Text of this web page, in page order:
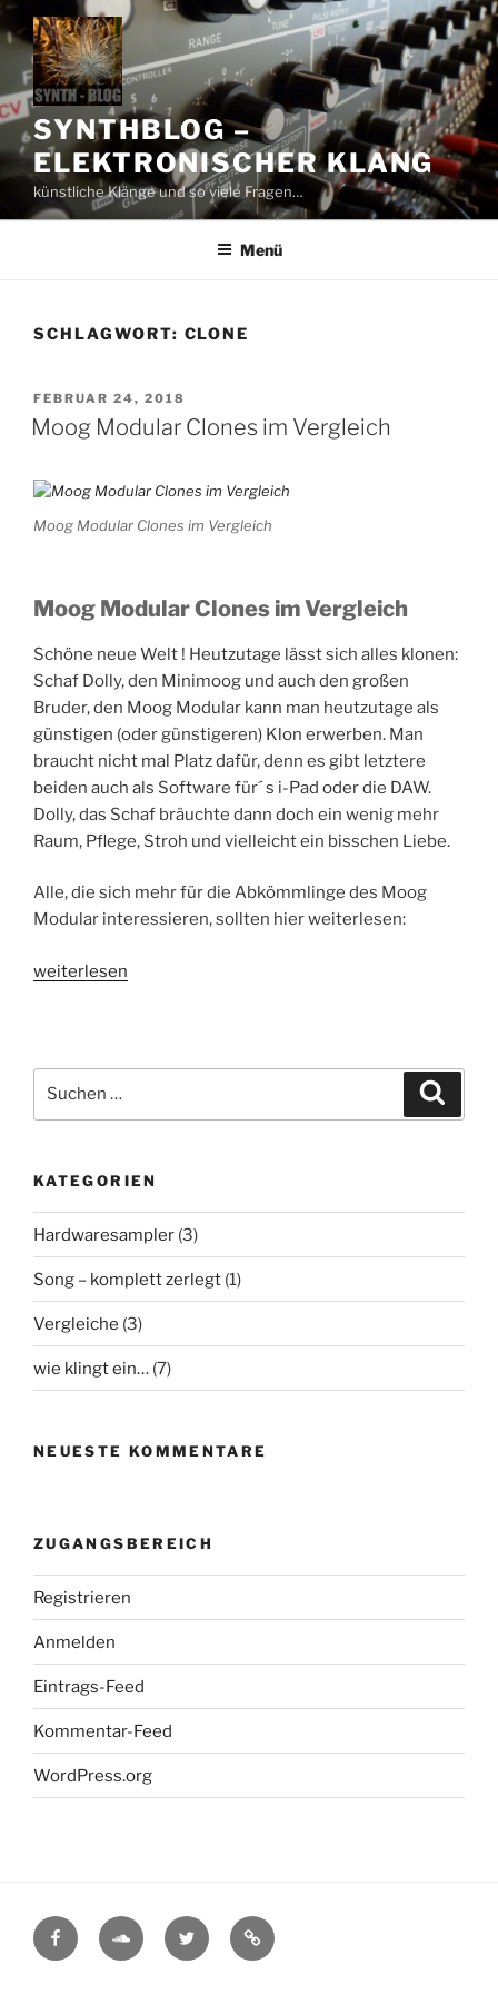
Zum
Inhalt
springen
SYNTHBLOG –
ELEKTRONISCHER KLANG
künstliche Klänge und so viele Fragen…
Menü
SCHLAGWORT: CLONE
VERÖFFENTLICHT
AM
FEBRUAR 24, 2018
Moog Modular Clones im Vergleich
Moog Modular Clones im Vergleich
Moog Modular Clones im Vergleich
Schöne neue Welt ! Heutzutage lässt sich alles klonen:
Schaf Dolly, den Minimoog und auch den großen
Bruder, den Moog Modular kann man heutzutage als
günstigen (oder günstigeren) Klon erwerben. Man
braucht nicht mal Platz dafür, denn es gibt letztere
beiden auch als Software für´ s i-Pad oder die DAW.
Dolly, das Schaf bräuchte dann doch ein wenig mehr
Raum, Pflege, Stroh und vielleicht ein bisschen Liebe.
Alle, die sich mehr für die Abkömmlinge des Moog
Modular interessieren, sollten hier weiterlesen:
„Moog
Vergleich“
weiterlesen
nach:
KATEGORIEN
Hardwaresampler (3)
Song – komplett zerlegt (1)
Vergleiche (3)
wie klingt ein… (7)
NEUESTE KOMMENTARE
ZUGANGSBEREICH
Registrieren
Anmelden
Eintrags-Feed
Kommentar-Feed
WordPress.org
FacebookSoundcloudTwitter Myspace